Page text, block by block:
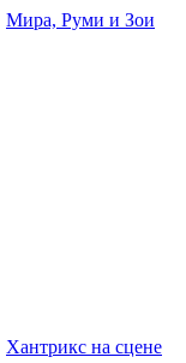
Мира, Руми и Зои
Хантрикс на сцене